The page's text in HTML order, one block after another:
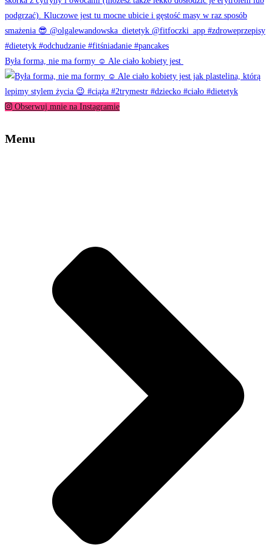
Była forma, nie ma formy ☺️ Ale ciało kobiety jest
Obserwuj mnie na Instagramie
Menu